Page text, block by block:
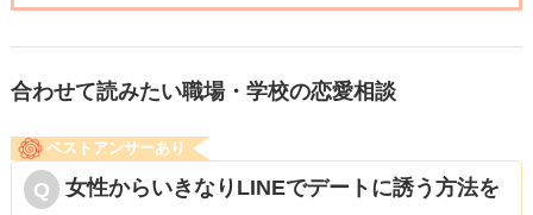
とを大事にしてくれない相手を、自分も大事にしなくてい
いんです。彼を忘れられなくてつらいなら、最後にLINEで
今までのお礼を言って、このままだとつらいので、ブロッ
てください。物の断捨離は注目されていますが、ある程度
の年齢になったら人間関係も断捨離が必要です。質問者様
合わせて読みたい職場・学校の恋愛相談
ベストアンサーあり
女性からいきなりLINEでデートに誘う方法を